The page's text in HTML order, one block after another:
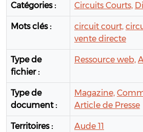
Catégories : Circuits Courts,
Mots clés : circuit court,
vente directe
Type de
fichier :
Ressource web,
Type de
document :
Magazine,
Article de Presse
Territoires : Aude 11